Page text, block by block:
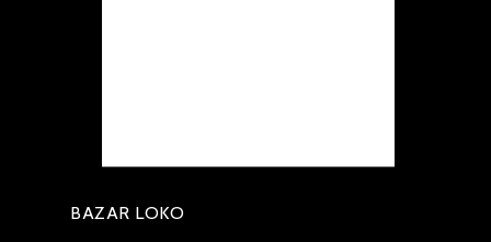
BAZAR LOKO